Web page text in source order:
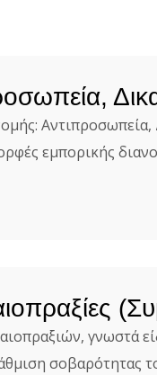
Αντιπροσωπεία,
εμπορικής
γνωστά
σοβαρότητας